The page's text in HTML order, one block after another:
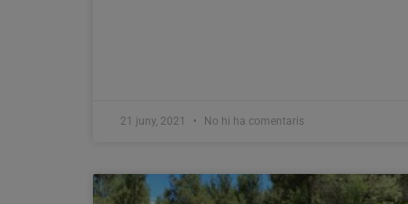
21 juny, 2021 No hi ha comentaris